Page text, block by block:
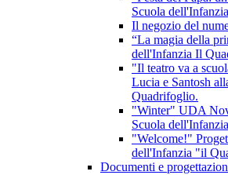
Scuola
Il negozio del
“La magia della
dell'Infanzia Il
"Il teatro va a
Lucia e Santosh
Quadrifoglio.
"Winter" UDA
Scuola
"Welcome!"
dell'Infanzia "il
Documenti e